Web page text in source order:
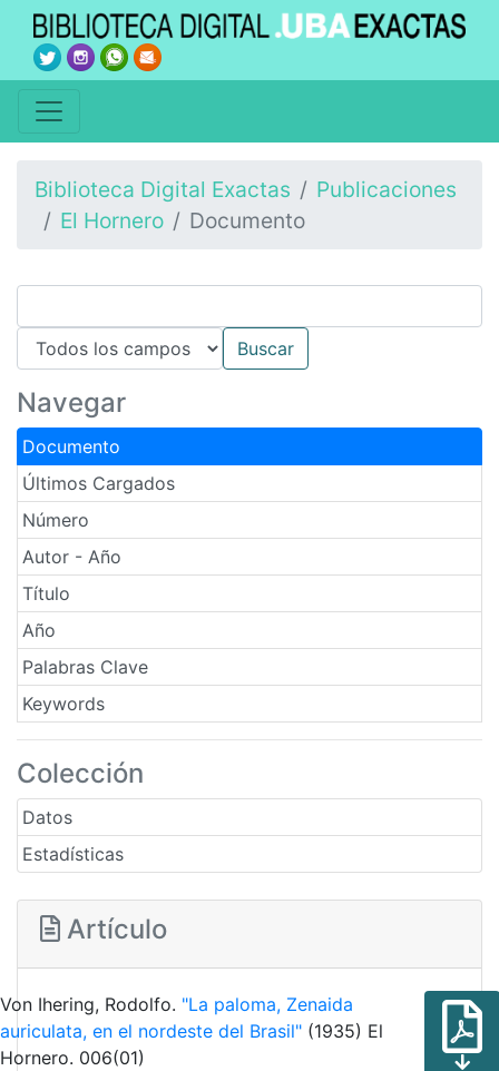
Biblioteca Digital Exactas
Publicaciones
El Hornero
Documento
Navegar
Documento
Últimos Cargados
Número
Autor - Año
Título
Año
Palabras Clave
Keywords
Colección
Datos
Estadísticas
Artículo
Von Ihering, Rodolfo. "La paloma, Zenaida
auriculata, en el nordeste del Brasil"(1935) El
Hornero. 006(01)